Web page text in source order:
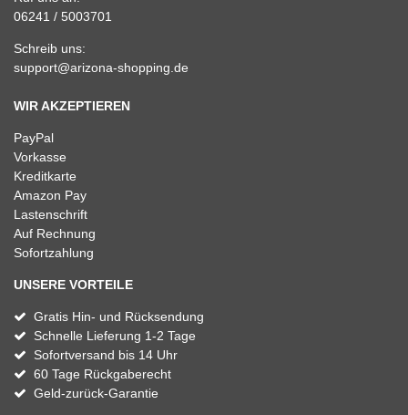
06241 / 5003701
Schreib uns:
support@arizona-shopping.de
WIR AKZEPTIEREN
PayPal
Vorkasse
Kreditkarte
Amazon Pay
Lastenschrift
Auf Rechnung
Sofortzahlung
UNSERE VORTEILE
Gratis Hin- und Rücksendung
Schnelle Lieferung 1-2 Tage
Sofortversand bis 14 Uhr
60 Tage Rückgaberecht
Geld-zurück-Garantie